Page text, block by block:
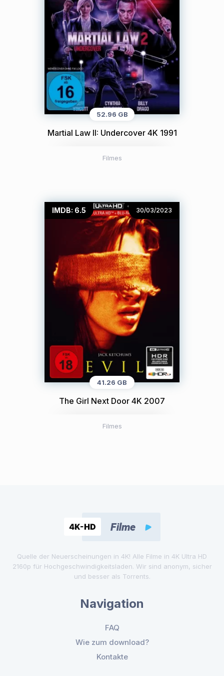
52.96 GB
Martial Law II: Undercover 4K 1991
Filmes
IMDB: 6.5 30/03/2023
41.26 GB
The Girl Next Door 4K 2007
Filmes
Quelle der Neuerscheinungen in 4K! Alle Filme in 4K Ultra HD
2160p für Hochgeschwindigkeitsladen. Wir sind anonym, sicher
und besser als Torrents.
Navigation
FAQ
Wie zum download?
Kontakte